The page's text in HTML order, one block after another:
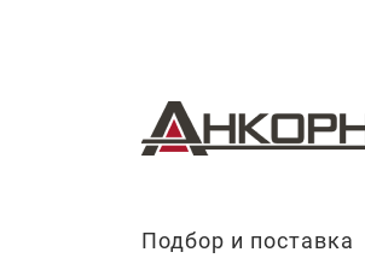
Подбор и поставка